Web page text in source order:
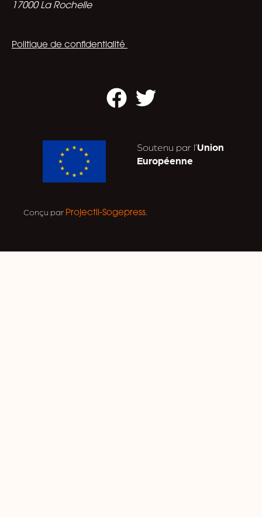
17000 La Rochelle
Politique de confidentialité
Facebook
Twitter
Soutenu par l’Union
Européenne
Conçu par Projectil-Sogepress